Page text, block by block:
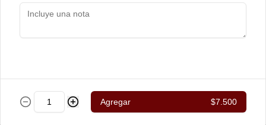
$2.000
maní y chips de chocolate blanco al 31%
Agregar $7.500